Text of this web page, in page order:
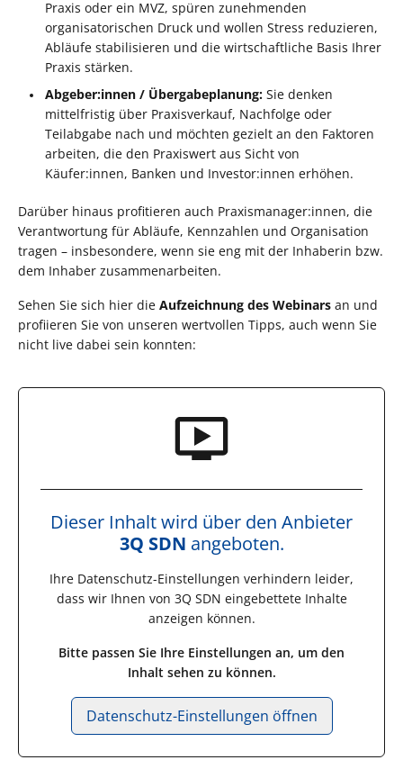
Praxis oder ein MVZ, spüren zunehmenden
organisatorischen Druck und wollen Stress reduzieren,
Abläufe stabilisieren und die wirtschaftliche Basis Ihrer
Praxis stärken.
Abgeber:innen / Übergabeplanung: Sie denken
mittelfristig über Praxisverkauf, Nachfolge oder
Teilabgabe nach und möchten gezielt an den Faktoren
arbeiten, die den Praxiswert aus Sicht von
Käufer:innen, Banken und Investor:innen erhöhen.
Darüber hinaus profitieren auch Praxismanager:innen, die
Verantwortung für Abläufe, Kennzahlen und Organisation
tragen – insbesondere, wenn sie eng mit der Inhaberin bzw.
dem Inhaber zusammenarbeiten.
Sehen Sie sich hier die Aufzeichnung des Webinars an und
profiieren Sie von unseren wertvollen Tipps, auch wenn Sie
nicht live dabei sein konnten:
Dieser Inhalt wird über den Anbieter
3Q SDN angeboten.
Ihre Datenschutz-Einstellungen verhindern leider,
dass wir Ihnen von 3Q SDN eingebettete Inhalte
anzeigen können.
Bitte passen Sie Ihre Einstellungen an, um den
Inhalt sehen zu können.
Datenschutz-Einstellungen öffnen